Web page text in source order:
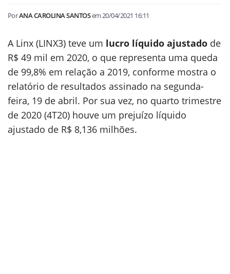
PorANA CAROLINA SANTOSem20/04/2021 16:11
A Linx (LINX3) teve um lucro líquido ajustado de
R$ 49 mil em 2020, o que representa uma queda
de 99,8% em relação a 2019, conforme mostra o
relatório de resultados assinado na segunda-
feira, 19 de abril. Por sua vez, no quarto trimestre
de 2020 (4T20) houve um prejuízo líquido
ajustado de R$ 8,136 milhões.